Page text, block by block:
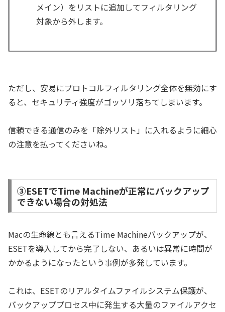
メイン）をリストに追加してフィルタリング
対象から外します。
ただし、安易にプロトコルフィルタリング全体を無効にす
ると、セキュリティ強度がゴッソリ落ちてしまいます。
信頼できる通信のみを「除外リスト」に入れるように細心
の注意を払ってくださいね。
③ESETでTime Machineが正常にバックアップ
できない場合の対処法
Macの生命線とも言えるTime Machineバックアップが、
ESETを導入してから完了しない、あるいは異常に時間が
かかるようになったという事例が多発しています。
これは、ESETのリアルタイムファイルシステム保護が、
バックアッププロセス中に発生する大量のファイルアクセ